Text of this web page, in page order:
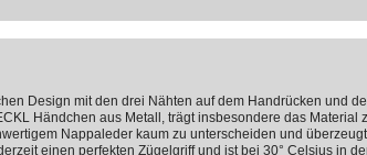
Design mit den drei Nähten auf dem Handrücken und
Händchen aus Metall, trägt insbesondere das Material
Nappaleder kaum zu unterscheiden und
einen perfekten Zügelgriff und ist bei 30° Celsius in